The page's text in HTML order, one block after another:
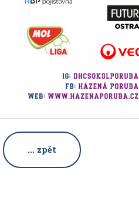
... zpět